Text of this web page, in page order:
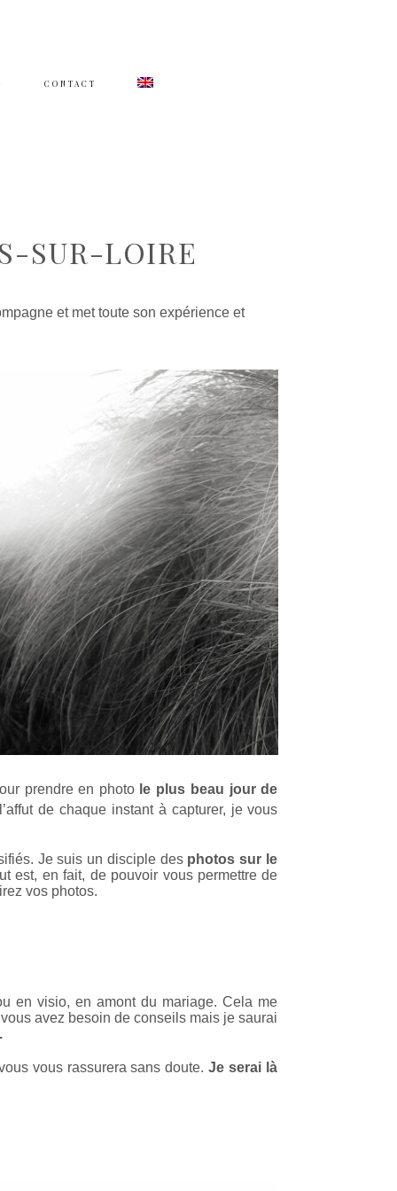
CONTACT
SUR-LOIRE
et met toute son expérience et
prendre en photo le plus beau jour de
de chaque instant à capturer, je vous
Je suis un disciple des photos sur le
est, en fait, de pouvoir vous permettre de
vos photos.
en visio, en amont du mariage. Cela me
avez besoin de conseils mais je saurai
vous rassurera sans doute.Je serai là